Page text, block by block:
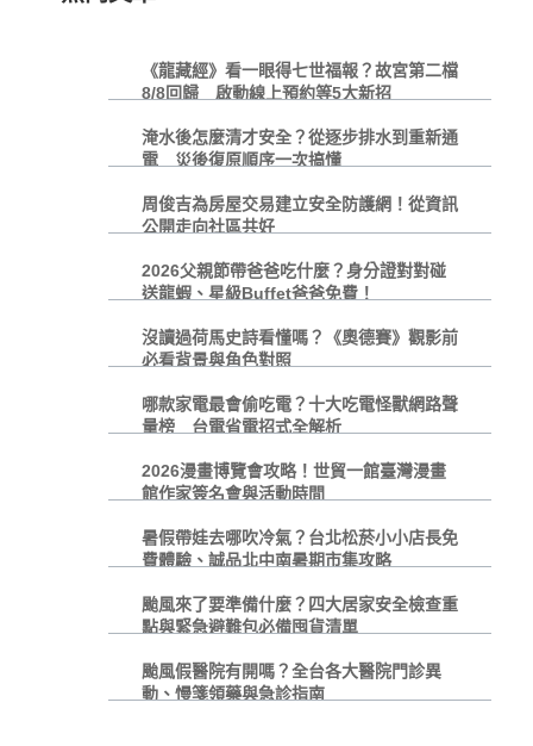
《龍藏經》看一眼得七世福報？故宮第二檔
8/8回歸 啟動線上預約等5大新招
淹水後怎麼清才安全？從逐步排水到重新通
電 災後復原順序一次搞懂
周俊吉為房屋交易建立安全防護網！從資訊
公開走向社區共好
2026父親節帶爸爸吃什麼？身分證對對碰
送龍蝦、星級Buffet爸爸免費！
沒讀過荷馬史詩看懂嗎？《奧德賽》觀影前
必看背景與角色對照
哪款家電最會偷吃電？十大吃電怪獸網路聲
量榜 台電省電招式全解析
2026漫畫博覽會攻略！世貿一館臺灣漫畫
館作家簽名會與活動時間
暑假帶娃去哪吹冷氣？台北松菸小小店長免
費體驗、誠品北中南暑期市集攻略
颱風來了要準備什麼？四大居家安全檢查重
點與緊急避難包必備囤貨清單
颱風假醫院有開嗎？全台各大醫院門診異
動、慢箋領藥與急診指南